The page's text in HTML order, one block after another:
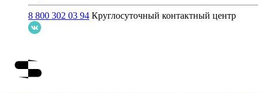
8 800 302 03 94 Круглосуточный контактный центр